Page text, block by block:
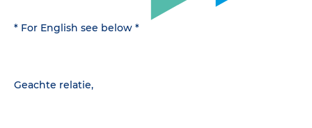
* For English see below *
Geachte relatie,